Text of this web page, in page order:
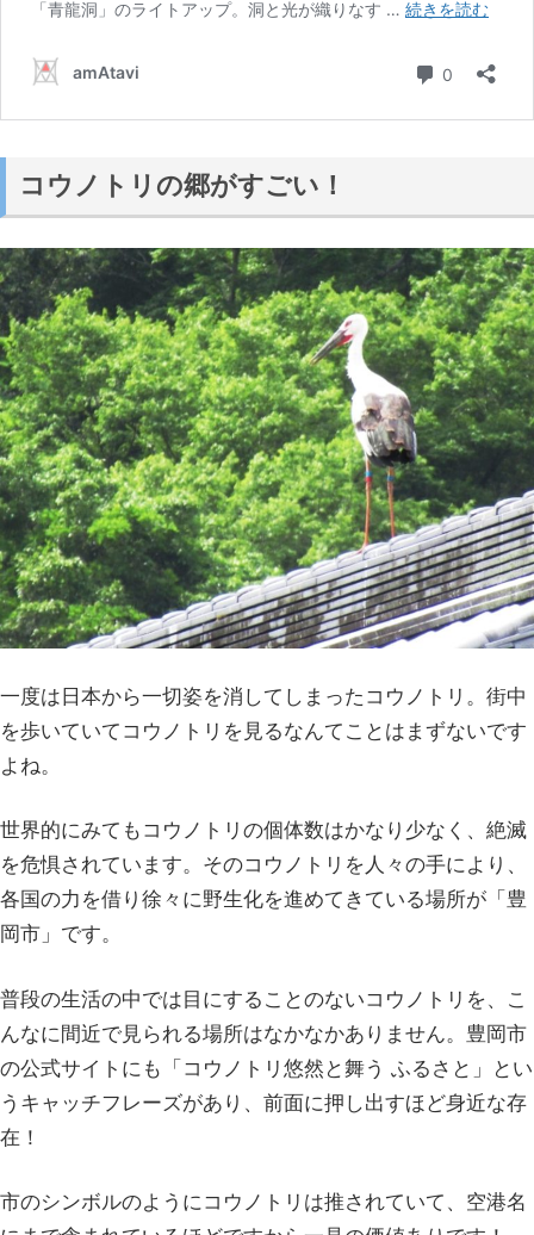
コウノトリの郷がすごい！
一度は日本から一切姿を消してしまったコウノトリ。街中
を歩いていてコウノトリを見るなんてことはまずないです
よね。
世界的にみてもコウノトリの個体数はかなり少なく、絶滅
を危惧されています。そのコウノトリを人々の手により、
各国の力を借り徐々に野生化を進めてきている場所が「豊
岡市」です。
普段の生活の中では目にすることのないコウノトリを、こ
んなに間近で見られる場所はなかなかありません。豊岡市
の公式サイトにも「コウノトリ悠然と舞う ふるさと」とい
うキャッチフレーズがあり、前面に押し出すほど身近な存
在！
市のシンボルのようにコウノトリは推されていて、空港名